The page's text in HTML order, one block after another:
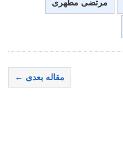
مرتضی مطهری
مقاله بعدی ←